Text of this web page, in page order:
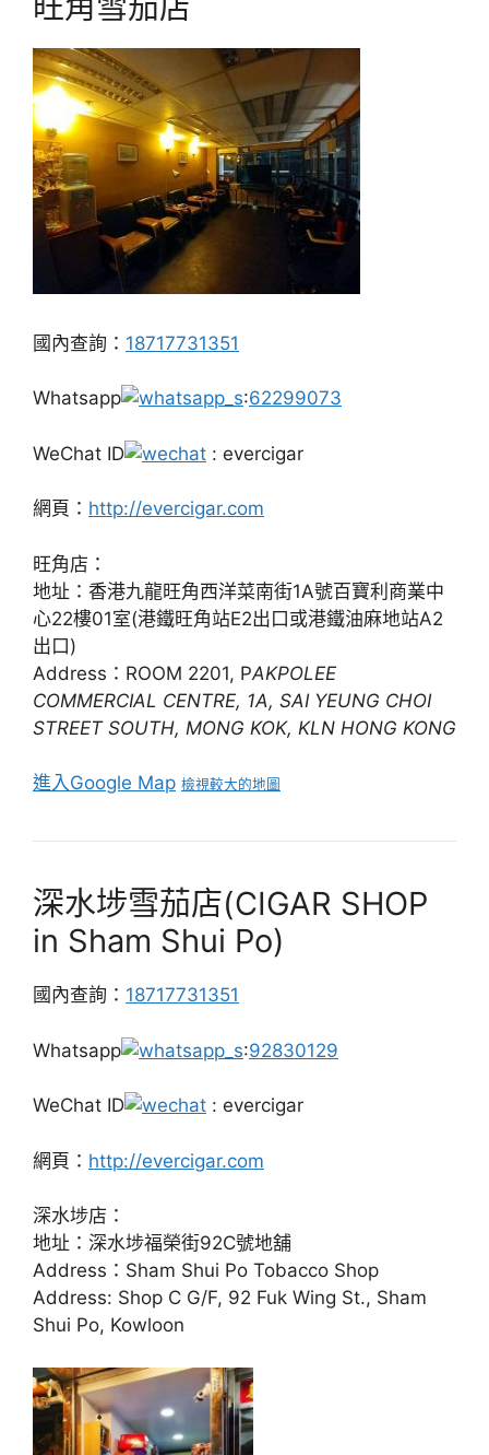
國內查詢： 18717731351
Whatsapp :62299073
WeChat ID : evercigar
網頁： http://evercigar.com
旺角店：
地址：香港九龍旺角西洋菜南街1A號百寶利商業中
心22樓01室(港鐵旺角站E2出口或港鐵油麻地站A2
出口)
Address：ROOM 2201, PAKPOLEE
COMMERCIAL CENTRE, 1A, SAI YEUNG CHOI
STREET SOUTH, MONG KOK, KLN HONG KONG
進入Google Map 檢視較大的地圖
深水埗雪茄店(CIGAR SHOP
in Sham Shui Po)
國內查詢： 18717731351
Whatsapp :92830129
WeChat ID : evercigar
網頁： http://evercigar.com
深水埗店：
地址：深水埗福榮街92C號地舖
Address：Sham Shui Po Tobacco Shop
Address: Shop C G/F, 92 Fuk Wing St., Sham
Shui Po, Kowloon